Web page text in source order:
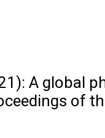
A global
of